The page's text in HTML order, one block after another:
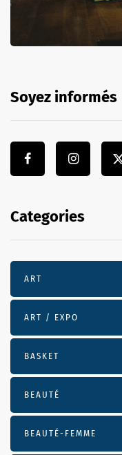
Soyez informés
Categories
ART
ART / EXPO
BASKET
BEAUTÉ
BEAUTÉ-FEMME